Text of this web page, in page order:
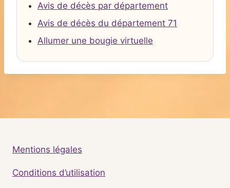
Avis de décès par département
Avis de décès du département 71
Allumer une bougie virtuelle
Mentions légales
Conditions d’utilisation